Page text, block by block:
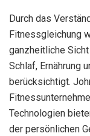
Durch das
Fitnessgleichung
ganzheitliche
Schlaf, Ernährung
berücksichtigt.
Technologien
der persönlichen